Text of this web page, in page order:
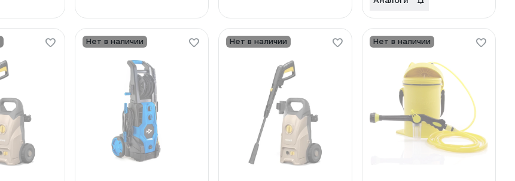
2200.170.450.RA
902210.NPW-
2200.170.450.RA-2
Нет в наличии Нет в наличии Нет в наличии